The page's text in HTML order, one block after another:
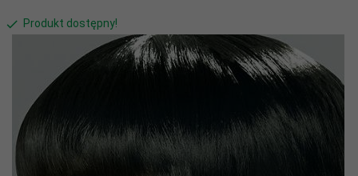
Produkt dostępny!